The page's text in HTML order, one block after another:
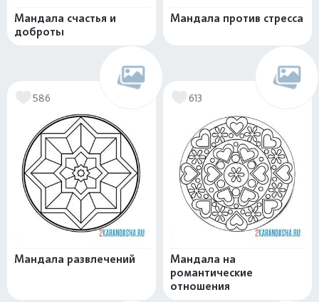
Мандала счастья и
доброты
Мандала против стресса
586
Мандала развлечений
613
Мандала на
романтические
отношения